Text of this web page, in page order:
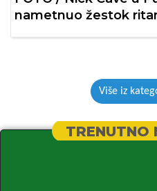
nametnuo žestok
Više iz
TRENUTNO